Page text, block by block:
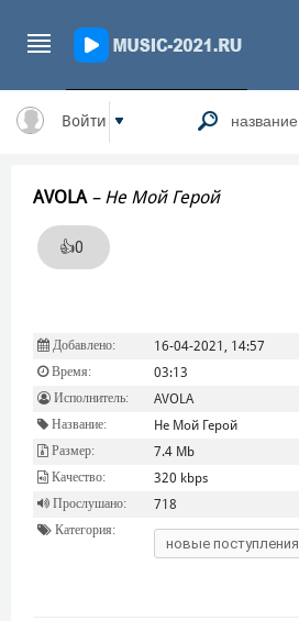
Войти
AVOLA – Не Мой Герой
👍0
Добавлено: 16-04-2021, 14:57
Время: 03:13
Исполнитель: AVOLA
Название: Не Мой Герой
Размер: 7.4 Mb
Качество: 320 kbps
Прослушано: 718
Категория:
новые поступления